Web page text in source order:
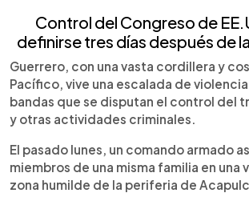
Control del Congreso de
definirse tres días después de
Guerrero, con una vasta cordillera y
Pacífico, vive una escalada de
bandas que se disputan el control del
y otras actividades criminales.
El pasado lunes, un comando armado
miembros de una misma familia en una
zona humilde de la periferia de